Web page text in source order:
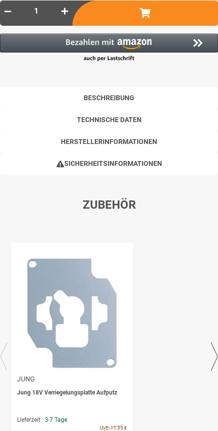
BESCHREIBUNG
TECHNISCHE DATEN
HERSTELLERINFORMATIONEN
SICHERHEITSINFORMATIONEN
ZUBEHÖR
JUNG
Jung 18V Verriegelungsplatte Aufputz
Lieferzeit : 3-7 Tage
UVP:17,35 €